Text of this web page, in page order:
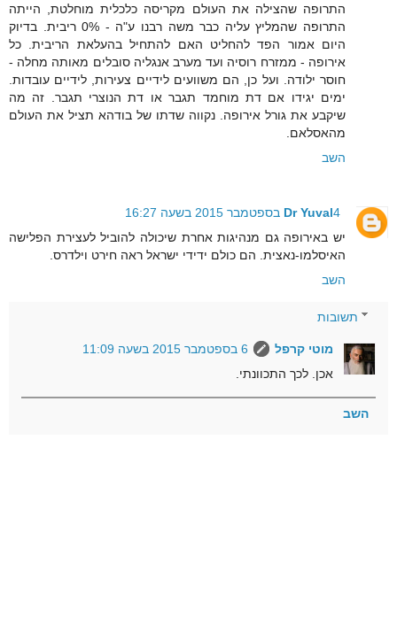
התרופה שהצילה את העולם מקריסה כלכלית מוחלטת, הייתה
התרופה שהמליץ עליה כבר משה רבנו ע"ה - 0% ריבית. בדיוק
היום אמור הפד להחליט האם להתחיל בהעלאת הריבית. כל
אירופה - ממזרח רוסיה ועד מערב אנגליה סובלים מאותה מחלה -
חוסר ילודה. ועל כן, הם משוועים לידיים צעירות, לידיים עובדות.
ימים יגידו אם דת מוחמד תגבר או דת הנוצרי תגבר. זה מה
שיקבע את גורל אירופה. נקווה שדתו של בודהא תציל את העולם
מהאסלאם.
השב
Dr Yuval4 בספטמבר 2015 בשעה 16:27
יש באירופה גם מנהיגות אחרת שיכולה להוביל לעצירת הפלישה
האיסלמו-נאצית. הם כולם ידידי ישראל ראה חירט וילדרס.
השב
תשובות
מוטי קרפל
6 בספטמבר 2015 בשעה 11:09
אכן. לכך התכוונתי.
השב